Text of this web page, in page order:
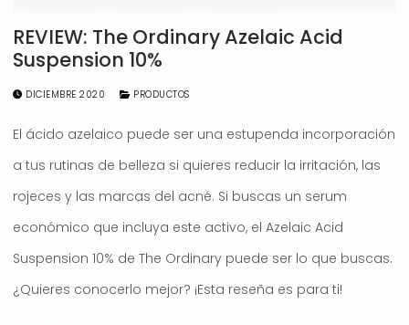
REVIEW: The Ordinary Azelaic Acid
Suspension 10%
DICIEMBRE 2020 PRODUCTOS
El ácido azelaico puede ser una estupenda incorporación
a tus rutinas de belleza si quieres reducir la irritación, las
rojeces y las marcas del acné. Si buscas un serum
económico que incluya este activo, el Azelaic Acid
Suspension 10% de The Ordinary puede ser lo que buscas.
¿Quieres conocerlo mejor? ¡Esta reseña es para ti!